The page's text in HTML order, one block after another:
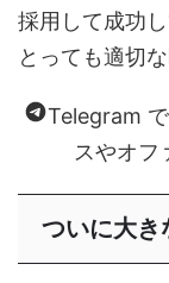
採用して成功
とっても適切
Telegram
スやオフ
ついに大き